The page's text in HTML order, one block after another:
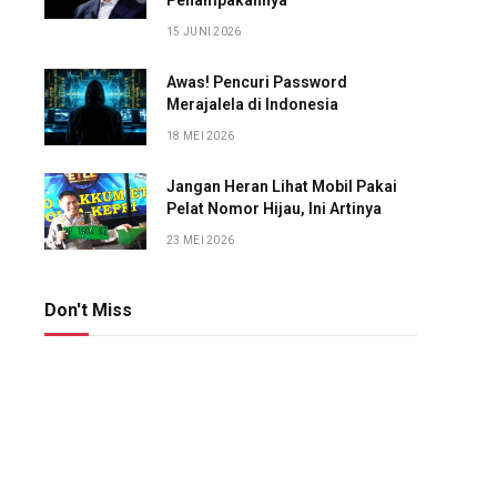
15 JUNI 2026
Awas! Pencuri Password
Merajalela di Indonesia
18 MEI 2026
Jangan Heran Lihat Mobil Pakai
Pelat Nomor Hijau, Ini Artinya
23 MEI 2026
Don't Miss